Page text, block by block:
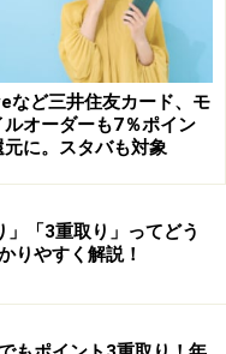
ャケットをスイカで
２００ポイント貯ま
バーズカードを同時
コナカポイントは６
は4%の還元率！
など三井住友カード、モ
ルオーダーも7％ポイン
元に。スタバも対象
「3重取り」ってどう
りやすく解説！